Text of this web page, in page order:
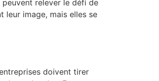
peuvent relever le défi de
leur image, mais elles se
doivent tirer